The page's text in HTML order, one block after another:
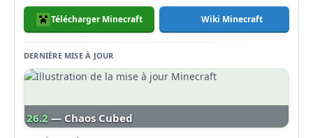
Télécharger Minecraft Wiki Minecraft
DERNIÈRE MISE À JOUR
26.2 — Chaos Cubed